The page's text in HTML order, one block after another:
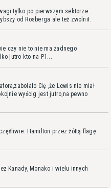
tylko po pierwszym sektorze.
od Rosberga ale też zwolnił.
czy nie to nie ma żadnego
jutro kto na P1...
Cię ,że Lewis nie miał
wyścig jest jutro,na pewno
Hamilton przez żółtą flagę
Kanady, Monako i wielu innych